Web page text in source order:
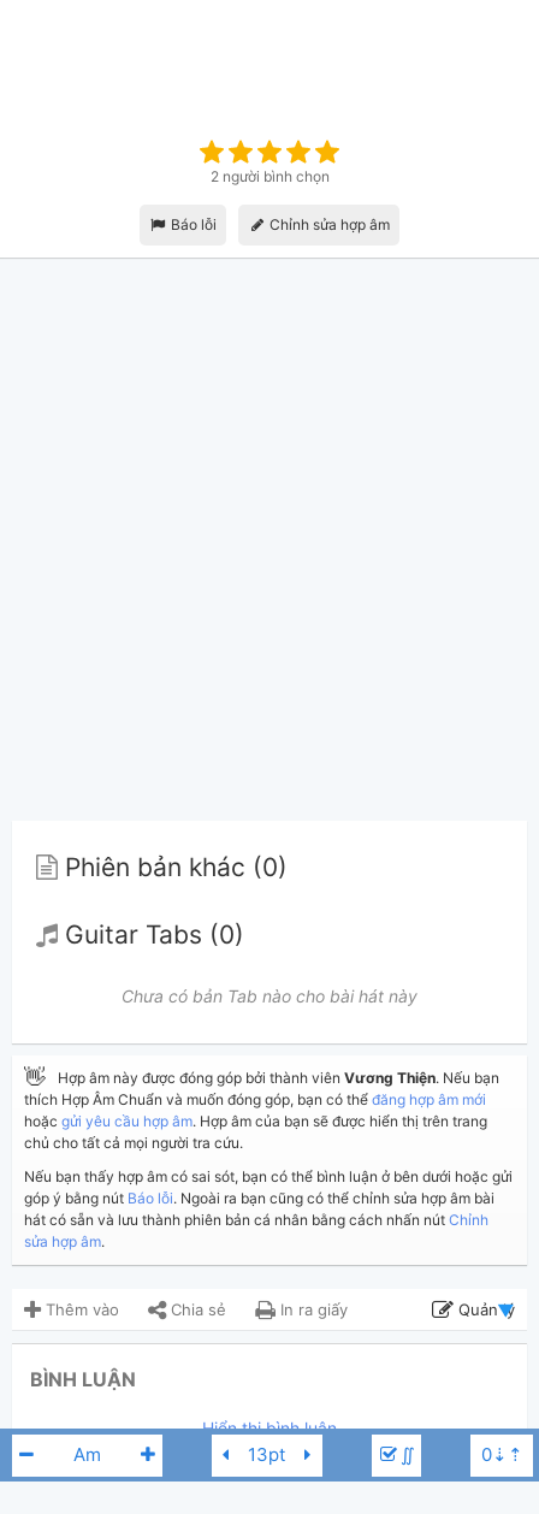
∬
2 người bình chọn
Báo lỗi Chỉnh sửa hợp âm
Phiên bản khác (0)
Guitar Tabs (0)
Chưa có bản Tab nào cho bài hát này
👋 Hợp âm này được đóng góp bởi thành viên Vương Thiện. Nếu bạn
thích Hợp Âm Chuẩn và muốn đóng góp, bạn có thể đăng hợp âm mới
hoặc gửi yêu cầu hợp âm. Hợp âm của bạn sẽ được hiển thị trên trang
chủ cho tất cả mọi người tra cứu.
Nếu bạn thấy hợp âm có sai sót, bạn có thể bình luận ở bên dưới hoặc gửi
góp ý bằng nút Báo lỗi. Ngoài ra bạn cũng có thể chỉnh sửa hợp âm bài
hát có sẵn và lưu thành phiên bản cá nhân bằng cách nhấn nút Chỉnh
sửa hợp âm.
Thêm vào Chia sẻ In ra giấy Quản lý
Người đăng:
Vương Thiện
(Dương Công Vủ đã duyệt)
BÌNH LUẬN
Hiển thị bình luận